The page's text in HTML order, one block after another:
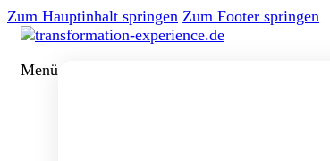
Zum Hauptinhalt springen Zum Footer springen
Menü